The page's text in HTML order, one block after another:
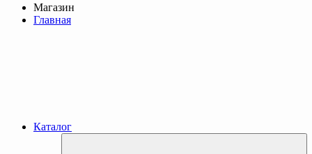
Магазин
Главная
Каталог